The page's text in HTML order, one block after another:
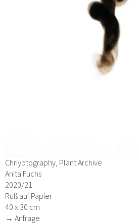
Chriyptography, Plant Archive
Anita Fuchs
2020/21
Ruß auf Papier
40 x 30 cm
→ Anfrage